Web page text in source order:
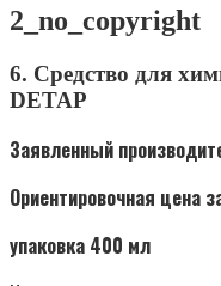
2_no_copyright
6. Средство для
DETAP
Заявленный
Ориентировочная цена
упаковка 400 мл